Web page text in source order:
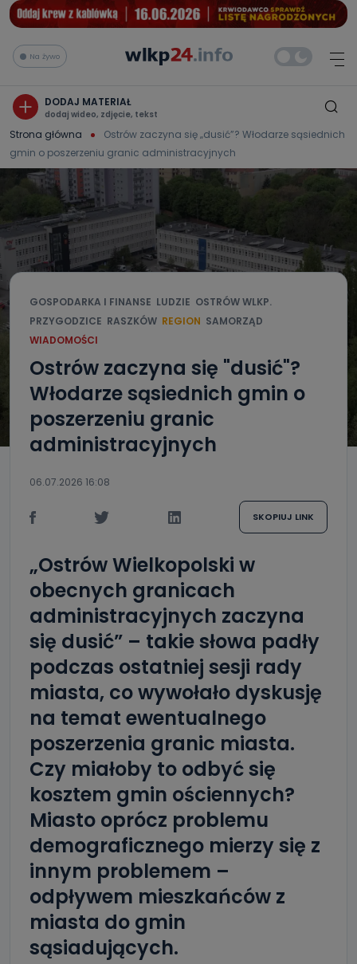
Na żywo
DODAJ MATERIAŁ
dodaj wideo, zdjęcie, tekst
Strona główna
Ostrów zaczyna się „dusić”? Włodarze sąsiednich
gmin o poszerzeniu granic administracyjnych
GOSPODARKA I FINANSE LUDZIE OSTRÓW WLKP.
PRZYGODZICE RASZKÓW REGION SAMORZĄD
WIADOMOŚCI
Ostrów zaczyna się "dusić"?
Włodarze sąsiednich gmin o
poszerzeniu granic
administracyjnych
06.07.2026 16:08
SKOPIUJ LINK
„Ostrów Wielkopolski w
obecnych granicach
administracyjnych zaczyna
się dusić” – takie słowa padły
podczas ostatniej sesji rady
miasta, co wywołało dyskusję
na temat ewentualnego
poszerzenia granic miasta.
Czy miałoby to odbyć się
kosztem gmin ościennych?
Miasto oprócz problemu
demograficznego mierzy się z
innym problemem –
odpływem mieszkańców z
miasta do gmin
sąsiadujących.